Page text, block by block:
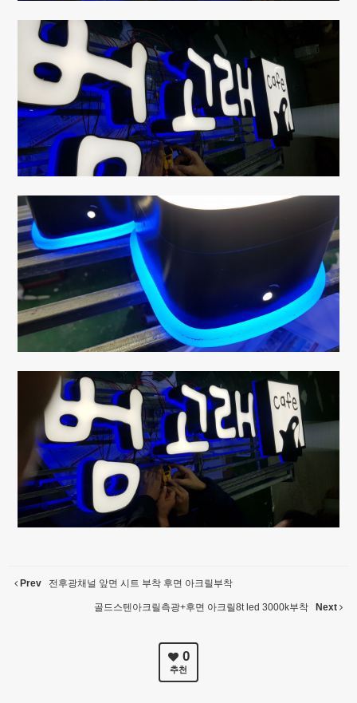
Prev 전후광채널 앞면 시트 부착 후면 아크릴부착
골드스텐아크릴측광+후면 아크릴8t led 3000k부착 Next
0
추천